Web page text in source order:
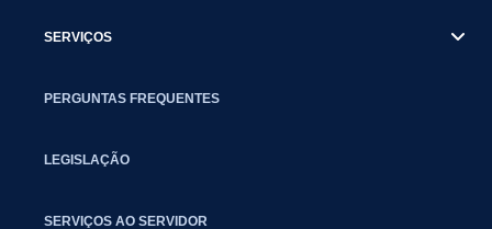
SERVIÇOS
PERGUNTAS FREQUENTES
LEGISLAÇÃO
SERVIÇOS AO SERVIDOR